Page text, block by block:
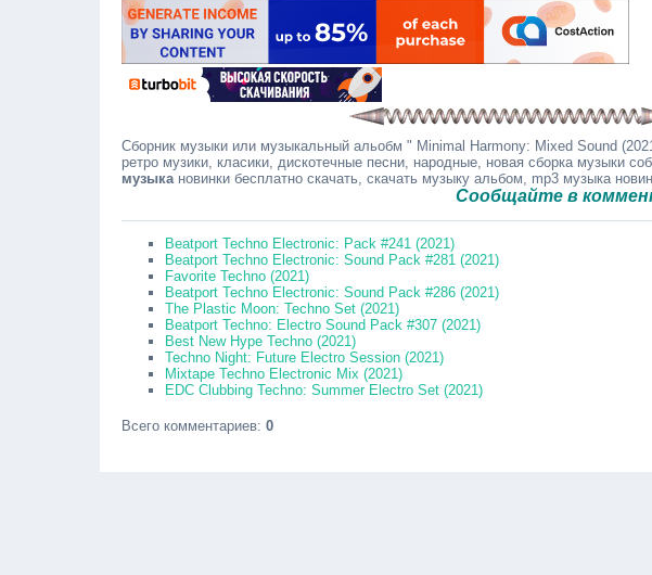
Сборник музыки или музыкальный альобм " Minimal Harmony: Mixed Sound
ретро музики, класики, дискотечные песни, народные, новая сборка музыки
музыкановинки бесплатно скачать, скачать музыку альбом, mp3 музыка
Сообщайте в комментариях
Beatport Techno Electronic: Pack #241 (2021)
Beatport Techno Electronic: Sound Pack #281 (2021)
Favorite Techno (2021)
Beatport Techno Electronic: Sound Pack #286 (2021)
The Plastic Moon: Techno Set (2021)
Beatport Techno: Electro Sound Pack #307 (2021)
Best New Hype Techno (2021)
Techno Night: Future Electro Session (2021)
Mixtape Techno Electronic Mix (2021)
EDC Clubbing Techno: Summer Electro Set (2021)
Всего комментариев: 0